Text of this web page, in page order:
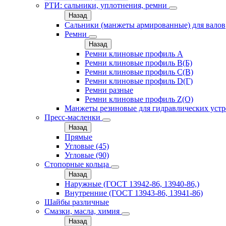
РТИ: сальники, уплотнения, ремни
Назад
Сальники (манжеты армированные) для валов
Ремни
Назад
Ремни клиновые профиль A
Ремни клиновые профиль B(Б)
Ремни клиновые профиль C(В)
Ремни клиновые профиль D(Г)
Ремни разные
Ремни клиновые профиль Z(О)
Манжеты резиновые для гидравлических
Пресс-масленки
Назад
Прямые
Угловые (45)
Угловые (90)
Стопорные кольца
Назад
Наружные (ГОСТ 13942-86, 13940-86,)
Внутренние (ГОСТ 13943-86, 13941-86)
Шайбы различные
Смазки, масла, химия
Назад